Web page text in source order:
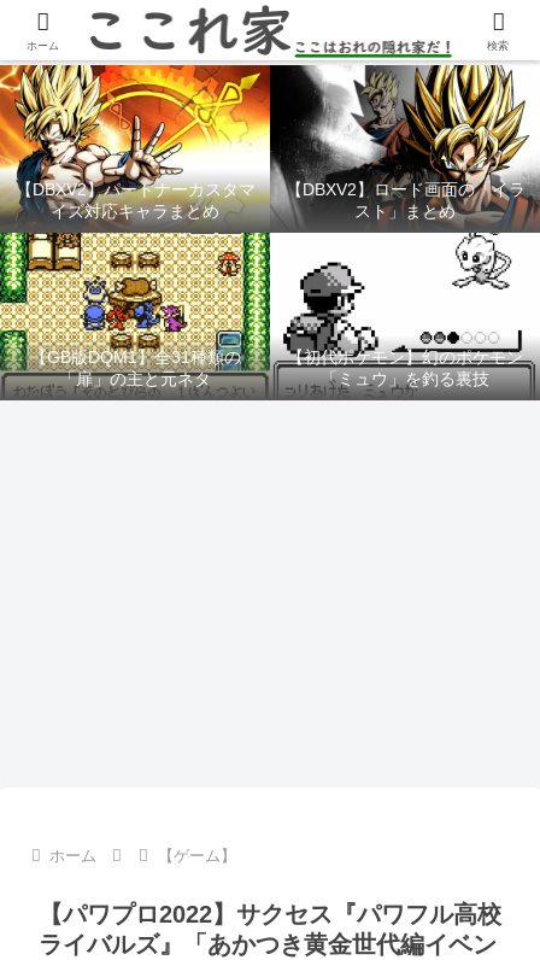
YouTubeチャンネル「ここれ家」
【DBXV2】パートナーカスタマ
イズ対応キャラまとめ
【DBXV2】ロード画面の「イラ
スト」まとめ
【GB版DQM1】全31種類の
「扉」の主と元ネタ
【初代ポケモン】幻のポケモン
「ミュウ」を釣る裏技
ホーム 【ゲーム】
【パワプロ2022】サクセス『パワフル高校
ライバルズ』「あかつき黄金世代編イベン
ホーム 検索